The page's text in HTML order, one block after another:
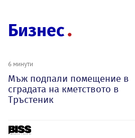
Бизнес
6 минути
Мъж подпали помещение в
сградата на кметството в
Тръстеник